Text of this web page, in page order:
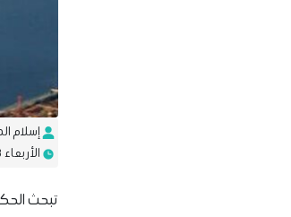
إسلام
الأربعاء 03/يونيو/2026 - 06:30 ص
تبحث